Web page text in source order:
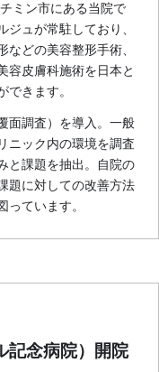
ミン市にある当院で
ュが常駐しており、
などの美容整形手術、
容皮膚科施術を日本と
できます。
面調査）を導入。一般
ニック内の環境を調査
と課題を抽出。自院の
題に対しての改善方法
っています。
記念病院） 開院